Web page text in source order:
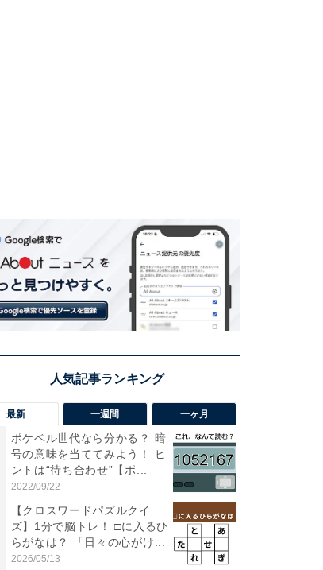
最新 一週間 一ヶ月
ポケベル世代なら分かる？ 暗
号の意味を当ててみよう！ ヒ
ントは“待ち合わせ”【ポ...
2022/09/22
【クロスワードパズルクイ
ズ】1分で脳トレ！ □に入るひ
らがなは？ 「日々の心がけ...
2026/05/13